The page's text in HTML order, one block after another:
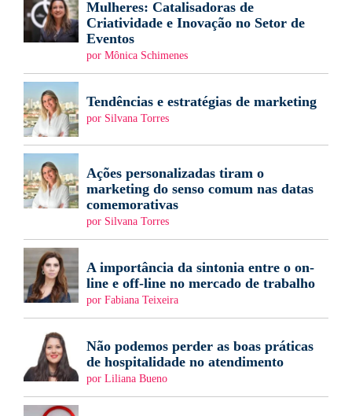
Mulheres: Catalisadoras de
Criatividade e Inovação no Setor de
Eventos
por Mônica Schimenes
Tendências e estratégias de marketing
por Silvana Torres
Ações personalizadas tiram o
marketing do senso comum nas datas
comemorativas
por Silvana Torres
A importância da sintonia entre o on-
line e off-line no mercado de trabalho
por Fabiana Teixeira
Não podemos perder as boas práticas
de hospitalidade no atendimento
por Liliana Bueno